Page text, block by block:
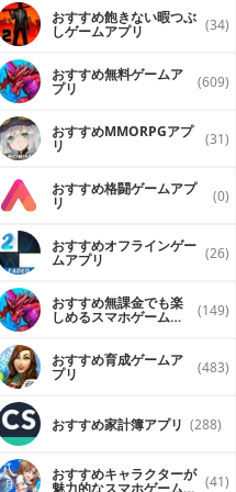
おすすめ飽きない暇つぶ
しゲームアプリ (34)
おすすめ無料ゲームア
プリ (609)
おすすめ MMORPGアプ
リ (31)
おすすめ格闘ゲームアプ
リ (0)
おすすめオフラインゲー
ムアプリ (26)
おすすめ無課金でも楽
しめるスマホゲームア (149)
おすすめ育成ゲームア
プリ (483)
おすすめ家計簿アプリ (288)
おすすめキャラクターが
魅力的なスマホゲームア (41)